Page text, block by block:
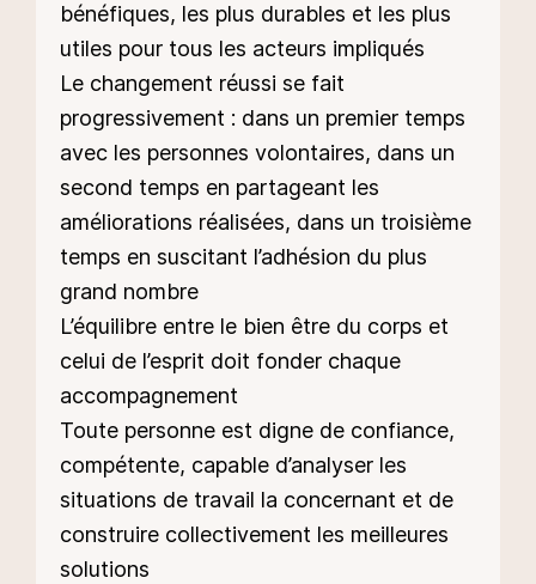
bénéfiques, les plus durables et les plus
utiles pour tous les acteurs impliqués
Le changement réussi se fait
progressivement : dans un premier temps
avec les personnes volontaires, dans un
second temps en partageant les
améliorations réalisées, dans un troisième
temps en suscitant l’adhésion du plus
grand nombre
L’équilibre entre le bien être du corps et
celui de l’esprit doit fonder chaque
accompagnement
Toute personne est digne de confiance,
compétente, capable d’analyser les
situations de travail la concernant et de
construire collectivement les meilleures
solutions